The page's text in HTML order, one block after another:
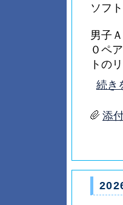
ソフ
男子
０ペ
トの
続き
添